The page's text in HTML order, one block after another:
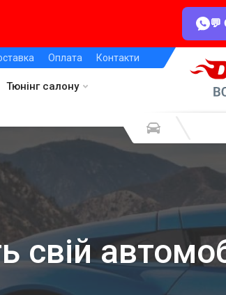
💬
Оплата Контакти
Тюнінг салону
свій